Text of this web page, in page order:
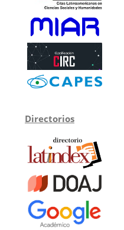
Directorios